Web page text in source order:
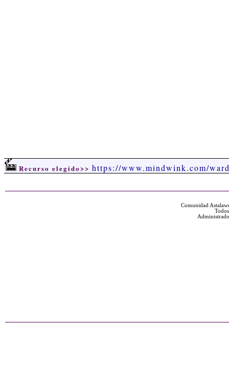
Recurso elegido>> https://www.mindwink.com/
Comunidad